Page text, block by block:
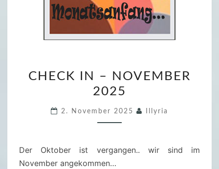
H
E
–
CHECK IN – NOVEMBER
2025
2. November 2025 Illyria
Der Oktober ist vergangen.. wir sind im
November angekommen…